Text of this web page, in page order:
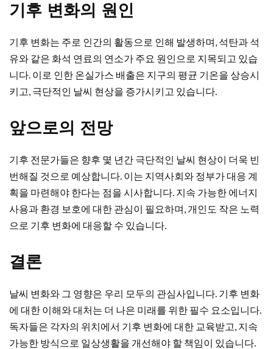
기후 변화의 원인
기후 변화는 주로 인간의 활동으로 인해 발생하며, 석탄과 석
유와 같은 화석 연료의 연소가 주요 원인으로 지목되고 있습
니다. 이로 인한 온실가스 배출은 지구의 평균 기온을 상승시
키고, 극단적인 날씨 현상을 증가시키고 있습니다.
앞으로의 전망
기후 전문가들은 향후 몇 년간 극단적인 날씨 현상이 더욱 빈
번해질 것으로 예상합니다. 이는 지역사회와 정부가 대응 계
획을 마련해야 한다는 점을 시사합니다. 지속 가능한 에너지
사용과 환경 보호에 대한 관심이 필요하며, 개인도 작은 노력
으로 기후 변화에 대응할 수 있습니다.
결론
날씨 변화와 그 영향은 우리 모두의 관심사입니다. 기후 변화
에 대한 이해와 대처는 더 나은 미래를 위한 필수 요소입니다.
독자들은 각자의 위치에서 기후 변화에 대한 교육받고, 지속
가능한 방식으로 일상생활을 개선해야 할 책임이 있습니다.